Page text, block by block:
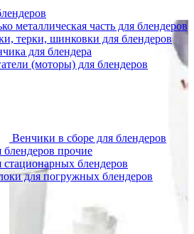
металлическая часть для блендеров
терки, шинковки для блендеров
для блендера
(моторы) для блендеров
Венчики в сборе для блендеров
блендеров прочие
стационарных блендеров
для погружных блендеров